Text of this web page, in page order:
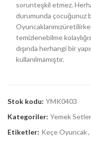
sorunteşkil etmez.
durumunda çocuğunuz
temizlenebilme
dışında herhangi bir
kullanılmamıştır.
Stok kodu: YMK0403
Kategoriler: Yemek
Etiketler: Keçe Oyuncak,